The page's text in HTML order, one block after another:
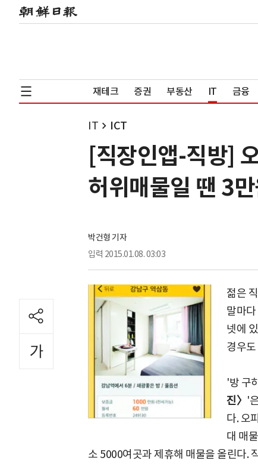
재테크 증권 부동산 IT 금융
IT ICT
[직장인앱-직방]
허위매물일 땐 3
박건형 기자
입력 2015.01.08. 03:03
젊은
말마
넷에
경우
'방 구
진〉 '
다. 오
대 매
소 5000여곳과 제휴해 매물을 올린다.